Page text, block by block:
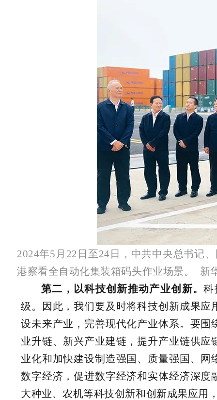
2024年5月22日至24日，中共中央总书记
港察看全自动化集装箱码头作业场景。 新
第二，以科技创新推动产业创新。科
级。因此，我们要及时将科技创新成果
设未来产业，完善现代化产业体系。要
业升链、新兴产业建链，提升产业链供
业化和加快建设制造强国、质量强国、
数字经济，促进数字经济和实体经济深
大种业、农机等科技创新和创新成果应用